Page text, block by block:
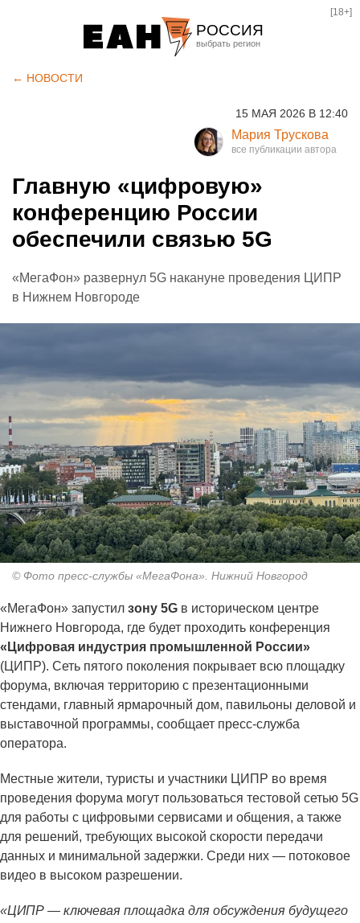
РОССИЯ
Курган
Оренбург
[18+]
← НОВОСТИ
15 МАЯ 2026 В 12:40
Мария Трускова
Главную «цифровую»
конференцию России
обеспечили связью 5G
«МегаФон» развернул 5G накануне проведения ЦИПР
в Нижнем Новгороде
© Фото пресс-службы «МегаФона». Нижний Новгород
«МегаФон» запустил зону 5G в историческом центре
Нижнего Новгорода, где будет проходить конференция
«Цифровая индустрия промышленной России»
(ЦИПР). Сеть пятого поколения покрывает всю площадку
форума, включая территорию с презентационными
стендами, главный ярмарочный дом, павильоны деловой и
выставочной программы, сообщает пресс-служба
оператора.
Местные жители, туристы и участники ЦИПР во время
проведения форума могут пользоваться тестовой сетью 5G
для работы с цифровыми сервисами и общения, а также
для решений, требующих высокой скорости передачи
данных и минимальной задержки. Среди них — потоковое
видео в высоком разрешении.
«ЦИПР — ключевая площадка для обсуждения будущего